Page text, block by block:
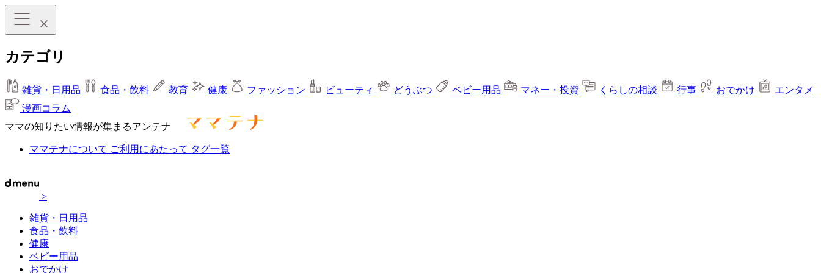
カテゴリ
雑貨・日用品 食品・飲料 教育 健康 ファッション ビューティ どうぶつ ベビー用品 マネー・投資 くらしの相談 行事 おでかけ
エンタメ
漫画コラム
ママの知りたい情報が集まるアンテナ
ママテナについて ご利用にあたって タグ一覧
>
雑貨・日用品
食品・飲料
健康
ベビー用品
おでかけ